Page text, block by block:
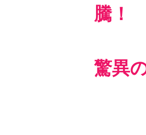
騰！​​
驚異